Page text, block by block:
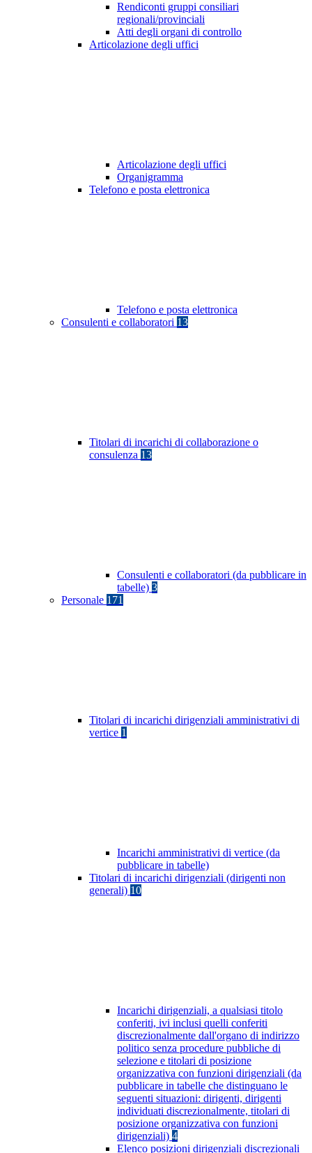
Rendiconti gruppi consiliari
regionali/provinciali
Atti degli organi di controllo
Articolazione degli uffici
Articolazione degli uffici
Organigramma
Telefono e posta elettronica
Telefono e posta elettronica
Consulenti e collaboratori 13
Titolari di incarichi di collaborazione o
consulenza 13
Consulenti e collaboratori (da pubblicare in
tabelle) 3
Personale 171
Titolari di incarichi dirigenziali amministrativi di
vertice 1
Incarichi amministrativi di vertice (da
pubblicare in tabelle)
Titolari di incarichi dirigenziali (dirigenti non
generali) 10
Incarichi dirigenziali, a qualsiasi titolo
conferiti, ivi inclusi quelli conferiti
discrezionalmente dall'organo di indirizzo
politico senza procedure pubbliche di
selezione e titolari di posizione
organizzativa con funzioni dirigenziali (da
pubblicare in tabelle che distinguano le
seguenti situazioni: dirigenti, dirigenti
individuati discrezionalmente, titolari di
posizione organizzativa con funzioni
dirigenziali) 4
Elenco posizioni dirigenziali discrezionali